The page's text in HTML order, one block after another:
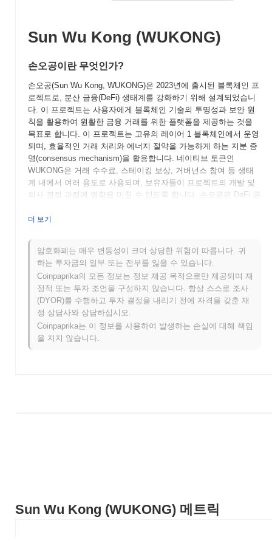
Sun Wu Kong (WUKONG) 메트릭
Sun Wu Kong (WUKONG)
손오공이란 무엇인가?
손오공(Sun Wu Kong, WUKONG)은 2023년에 출시된 블록체인 프
로젝트로, 분산 금융(DeFi) 생태계를 강화하기 위해 설계되었습니
다. 이 프로젝트는 사용자에게 블록체인 기술의 투명성과 보안 원
칙을 활용하여 원활한 금융 거래를 위한 플랫폼을 제공하는 것을
목표로 합니다. 이 프로젝트는 고유의 레이어 1 블록체인에서 운영
되며, 효율적인 거래 처리와 에너지 절약을 가능하게 하는 지분 증
명(consensus mechanism)을 활용합니다. 네이티브 토큰인
WUKONG은 거래 수수료, 스테이킹 보상, 거버넌스 참여 등 생태
계 내에서 여러 용도로 사용되며, 보유자들이 프로젝트의 개발 및
의사 결정 과정에 영향을 미칠 수 있도록 합니다. 손오공은 DeFi 공
적으로 만들어 더 넓은 대중을 끌어들이는 것을 목표로 합니다. 이
플레이어로 자리매김하게 합니다. 이는 경험이 풍부한 투자자와 신
규 투자자 모두를 대상으로 합니다.
손오공은 언제 어떻게 시작되었는가?
손오공은 2021년 4월에 창립 팀이 프로젝트의 비전과 기술적 프레
임워크를 설명하는 백서를 발표하면서 시작되었습니다. 이 프로젝
이 기능을 탐색하고 피드백을 제공할 수 있도록 했습니다. 성공적
인 테스트 후, 2021년 10월에 메인넷이 출시되어 블록체인 생태계
를 개선하고 지연 시간을 줄이기 위해 설계된 새로운 기능을 도입
하여 전반적인 사용자 경험을 향상시킬 것입니다. 또한, 이 프로젝
더 보기
암호화폐는 매우 변동성이 크며 상당한 위험이 따릅니다. 귀
하는 투자금의 일부 또는 전부를 잃을 수 있습니다.
Coinpaprika의 모든 정보는 정보 제공 목적으로만 제공되며 재
정적 또는 투자 조언을 구성하지 않습니다. 항상 스스로 조사
(DYOR)를 수행하고 투자 결정을 내리기 전에 자격을 갖춘 재
정 상담사와 상담하십시오.
Coinpaprika는 이 정보를 사용하여 발생하는 손실에 대해 책임
을 지지 않습니다.